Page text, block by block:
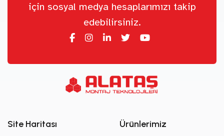
için sosyal medya hesaplarımızı takip
edebilirsiniz.
Site Haritası Ürünlerimiz